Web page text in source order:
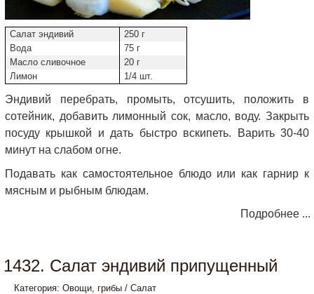
Салат эндивий
250 г
Вода
75 г
Масло сливочное
20 г
Лимон
1/4 шт.
Эндивий перебрать, промыть, отсушить, положить в
сотейник, добавить лимонный сок, масло, воду. Закрыть
посуду крышкой и дать быстро вскипеть. Варить 30-40
минут на слабом огне.
Подавать как самостоятельное блюдо или как гарнир к
мясным и рыбным блюдам.
Подробнее ...
1432. Салат эндивий припущенный
Категория: Овощи, грибы / Салат